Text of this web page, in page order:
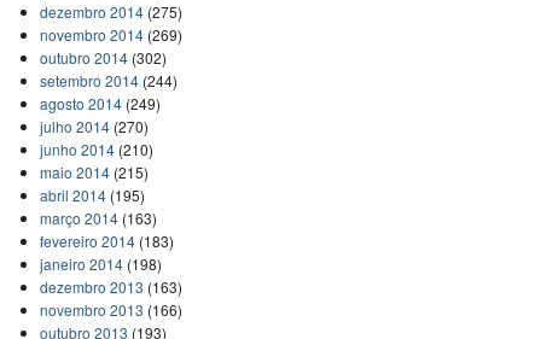
dezembro 2014(275)
novembro 2014(269)
outubro 2014(302)
setembro 2014(244)
agosto 2014(249)
julho 2014(270)
junho 2014(210)
maio 2014(215)
abril 2014(195)
março 2014(163)
fevereiro 2014(183)
janeiro 2014(198)
dezembro 2013 (163)
novembro 2013 (166)
outubro 2013 (193)